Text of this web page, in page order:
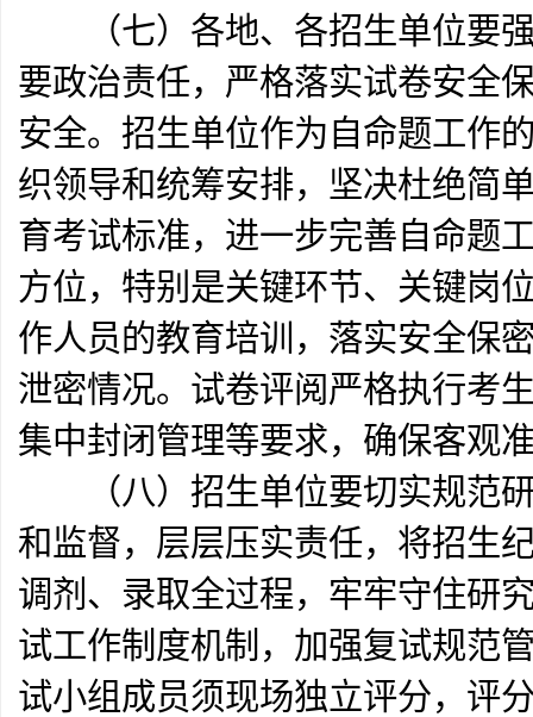
（七）各地、各招生单位要强
要政治责任，严格落实试卷安全
安全。招生单位作为自命题工作
织领导和统筹安排，坚决杜绝简
育考试标准，进一步完善自命题
方位，特别是关键环节、关键岗
作人员的教育培训，落实安全保
泄密情况。试卷评阅严格执行考
集中封闭管理等要求，确保客观
（八）招生单位要切实规范研
和监督，层层压实责任，将招生
调剂、录取全过程，牢牢守住研
试工作制度机制，加强复试规范
试小组成员须现场独立评分，评